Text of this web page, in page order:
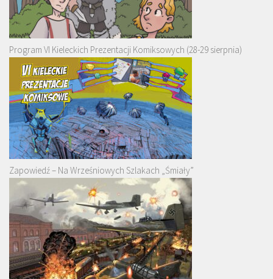
Program VI Kieleckich Prezentacji Komiksowych (28-29 sierpnia)
Zapowiedź – Na Wrześniowych Szlakach „Śmiały”